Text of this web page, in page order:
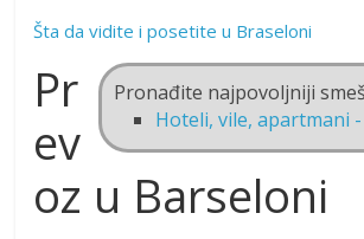
Šta da vidite i posetite u Braseloni
Pronađite najpovoljniji
Hoteli, vile, apartmani
Pr
ev
oz u Barseloni